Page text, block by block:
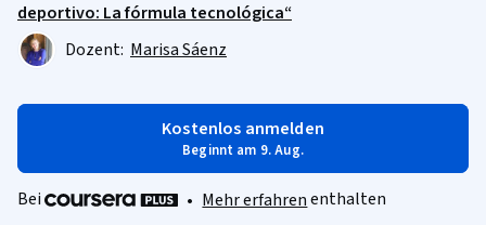
deportivo: La fórmula tecnológica“
Dozent: Marisa Sáenz
Kostenlos anmelden
Beginnt am 9. Aug.
Bei • Mehr erfahrenenthalten